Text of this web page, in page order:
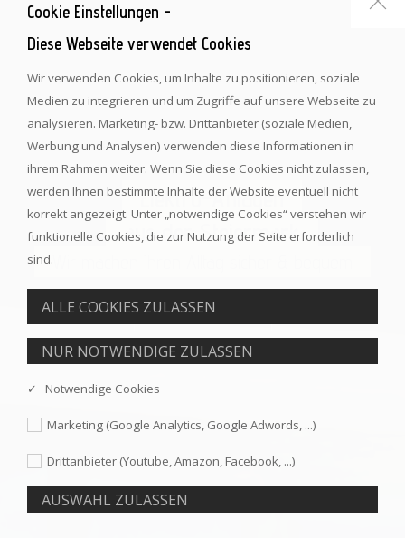
Elektro-Anlagen
aus der Steiermark
Mehr Information
Cookie Einstellungen -
Diese Webseite verwendet Cookies
Wir verwenden Cookies, um Inhalte zu positionieren, soziale
Medien zu integrieren und um Zugriffe auf unsere Webseite zu
analysieren. Marketing- bzw. Drittanbieter (soziale Medien,
Werbung und Analysen) verwenden diese Informationen in
ihrem Rahmen weiter. Wenn Sie diese Cookies nicht zulassen,
werden Ihnen bestimmte Inhalte der Website eventuell nicht
korrekt angezeigt. Unter „notwendige Cookies“ verstehen wir
funktionelle Cookies, die zur Nutzung der Seite erforderlich
sind.
✓ Notwendige Cookies
Marketing (Google Analytics, Google Adwords, ...)
Drittanbieter (Youtube, Amazon, Facebook, ...)